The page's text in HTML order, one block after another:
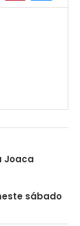
Joaca
sábado